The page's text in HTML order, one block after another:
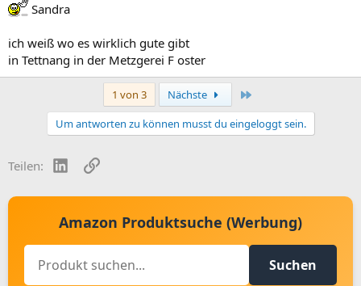
Sandra
ich weiß wo es wirklich gute gibt
in Tettnang in der Metzgerei F oster
1 von 3 Nächste
Um antworten zu können musst du eingeloggt sein.
Teilen: LinkedInLink
Amazon Produktsuche (Werbung)
Suchen